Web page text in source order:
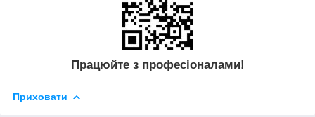
Працюйте з професіоналами!
Приховати